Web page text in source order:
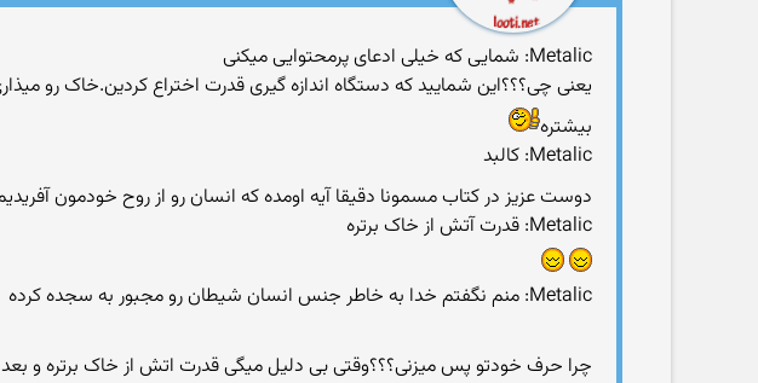
Metalic: شمایی که خیلی ادعای پرمحتوایی میکنی
یعنی چی؟؟؟این شمایید که دستگاه اندازه گیری قدرت اختراع کردین.خاک رو
بیشتره
Metalic: کالبد
دوست عزیز در کتاب مسمونا دقیقا آیه اومده که انسان رو از روح خودمون
Metalic: قدرت آتش از خاک برتره
Metalic: منم نگفتم خدا به خاطر جنس انسان شیطان رو مجبور به سجده کرده
چرا حرف خودتو پس میزنی؟؟؟وقتی بی دلیل میگی قدرت اتش از خاک برتره و